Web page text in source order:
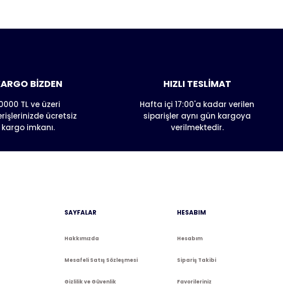
Yorum Yaz
Soru Sor
yetersiz gördüğünüz noktaları öneri formunu kullanarak
BİZDEN
TL ve üzeri
ücretsiz
kargo imkanı.
HIZLI TESLİMAT
Hafta içi 17:00'a kadar verilen
siparişler aynı gün kargoya
verilmektedir.
SAYFALAR
Hakkımızda
Mesafeli Satış Sözleşmesi
Gizlilik ve Güvenlik
HESABIM
Hesabım
Sipariş Takibi
Favorileriniz